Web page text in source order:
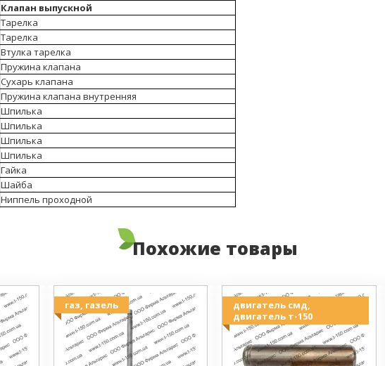
Клапан выпускной
Тарелка
Тарелка
Втулка тарелка
Пружина клапана
Сухарь клапана
Пружина клапана внутренняя
Шпилька
Шпилька
Шпилька
Шпилька
Гайка
Шайба
Ниппель проходной
Похожие товары
газ, газель
двигатель смд,
двигатель т-150